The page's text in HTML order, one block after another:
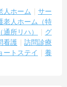
人ホーム
サー
老人ホーム（特
所リハ）
グ
看護
訪問診療
ートステイ
養